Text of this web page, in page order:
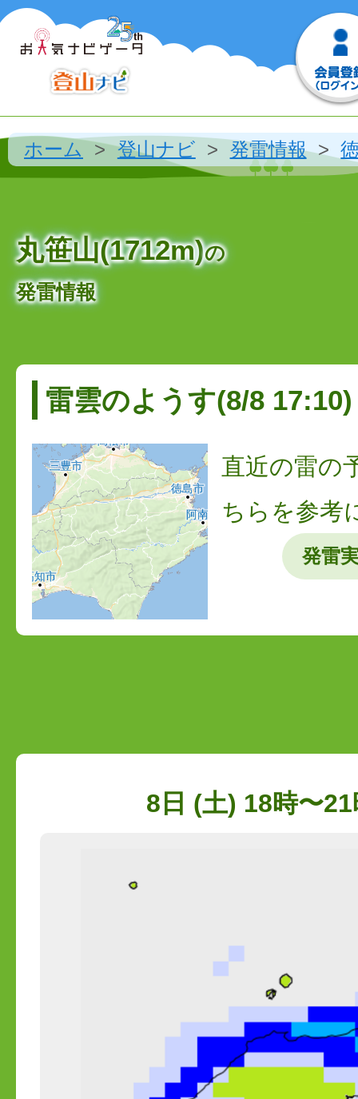
ホーム 登山ナビ 発雷情報
丸笹山(1712m)の
発雷情報
雷雲のようす(8/8 17:10)
直近の雷の
ちらを参考
発雷
8日 (土) 18時〜